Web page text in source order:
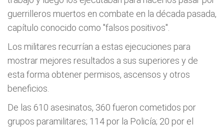
guerrilleros muertos en combate en la década pasada,
capítulo conocido como "falsos positivos".
Los militares recurrían a estas ejecuciones para
mostrar mejores resultados a sus superiores y de
esta forma obtener permisos, ascensos y otros
beneficios.
De las 610 asesinatos, 360 fueron cometidos por
grupos paramilitares; 114 por la Policía; 20 por el